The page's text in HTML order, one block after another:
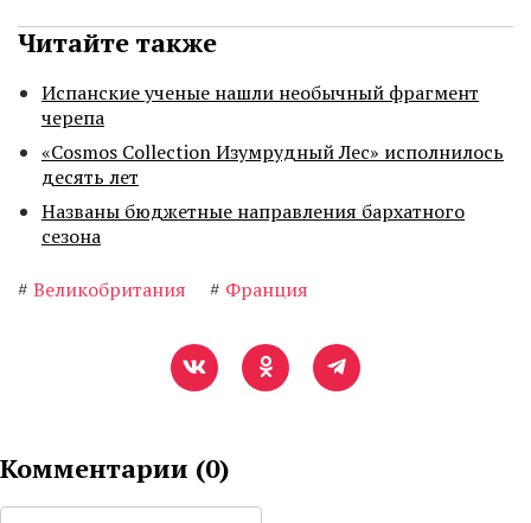
Читайте также
Испанские ученые нашли необычный фрагмент
черепа
«Cosmos Collection Изумрудный Лес» исполнилось
десять лет
Названы бюджетные направления бархатного
сезона
# Великобритания # Франция
Комментарии (0)